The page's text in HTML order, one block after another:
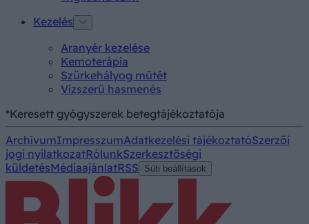
Kezelés
Aranyér kezelése
Kemoterápia
Szürkehályog műtét
Vízszerű hasmenés
*Keresett gyógyszerek betegtájékoztatója
ArchívumImpresszumAdatkezelési tájékoztatóSzerzői
jogi nyilatkozatRólunkSzerkesztőségi
küldetésMédiaajánlatRSS Süti beállítások